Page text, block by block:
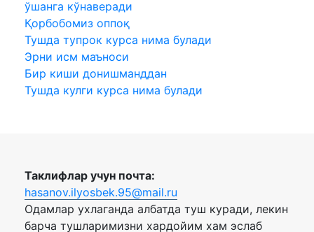
ўшанга кўнаверади
Қорбобомиз оппоқ
Тушда тупрок курса нима булади
Эрни исм маъноси
Бир киши донишманддан
Тушда кулги курса нима булади
Таклифлар учун почта:
hasanov.ilyosbek.95@mail.ru
Одамлар ухлаганда албатда туш куради, лекин
барча тушларимизни хардойим хам эслаб